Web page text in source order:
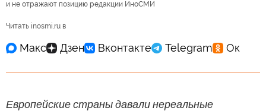
и не отражают позицию редакции ИноСМИ
Читать inosmi.ru в
Европейские страны давали нереальные